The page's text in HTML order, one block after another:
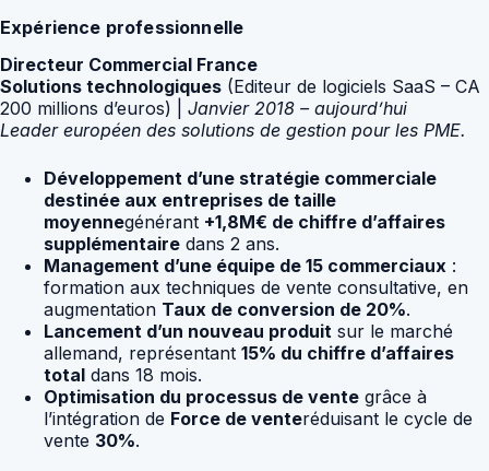
Expérience professionnelle
Directeur Commercial France
Solutions technologiques (Editeur de logiciels SaaS – CA
200 millions d’euros) | Janvier 2018 – aujourd’hui
Leader européen des solutions de gestion pour les PME.
Développement d’une stratégie commerciale
destinée aux entreprises de taille
moyennegénérant +1,8M€ de chiffre d’affaires
supplémentaire dans 2 ans.
Management d’une équipe de 15 commerciaux :
formation aux techniques de vente consultative, en
augmentation Taux de conversion de 20%.
Lancement d’un nouveau produit sur le marché
allemand, représentant 15% du chiffre d’affaires
total dans 18 mois.
Optimisation du processus de vente grâce à
l’intégration de Force de venteréduisant le cycle de
vente 30%.